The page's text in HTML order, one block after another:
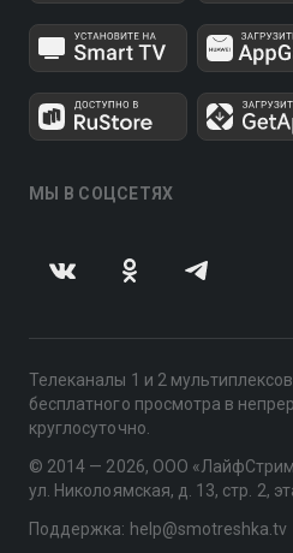
МЫ В СОЦСЕТЯХ
Телеканалы 1 и 2
бесплатного просмотра в
круглосуточно.
© 2014 — 2026, ООО
ул. Николоямская, д. 13, стр. 2,
Поддержка: help@smotreshka.tv